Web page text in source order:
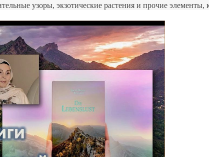
узоры, экзотические растения и прочие элементы,